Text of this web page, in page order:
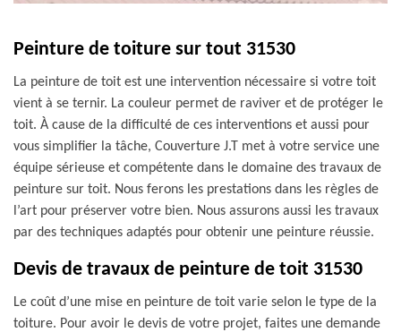
Peinture de toiture sur tout 31530
La peinture de toit est une intervention nécessaire si votre toit
vient à se ternir. La couleur permet de raviver et de protéger le
toit. À cause de la difficulté de ces interventions et aussi pour
vous simplifier la tâche, Couverture J.T met à votre service une
équipe sérieuse et compétente dans le domaine des travaux de
peinture sur toit. Nous ferons les prestations dans les règles de
l’art pour préserver votre bien. Nous assurons aussi les travaux
par des techniques adaptés pour obtenir une peinture réussie.
Devis de travaux de peinture de toit 31530
Le coût d’une mise en peinture de toit varie selon le type de la
toiture. Pour avoir le devis de votre projet, faites une demande